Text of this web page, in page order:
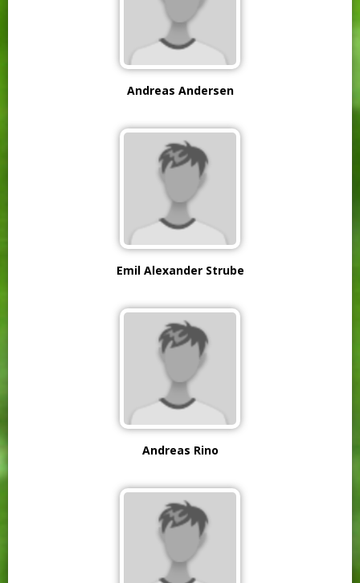
Andreas Andersen
Emil Alexander Strube
Andreas Rino